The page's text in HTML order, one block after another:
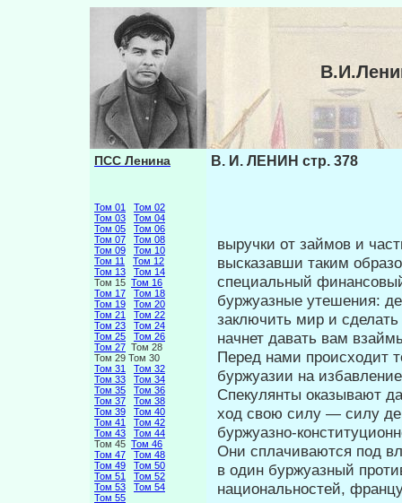
ПСС Ленина
Том 01
Том 02
Том 03
Том 04
Том 05
Том 06
Том 07
Том 08
Том 09
Том 10
Том 11
Том 12
Том 13
Том 14
Том 15 Том 16
Том 17
Том 18
Том 19
Том 20
Том 21
Том 22
Том 23
Том 24
Том 25
Том 26
Том 27 Том 28
Том 29 Том 30
Том 31
Том 32
Том 33
Том 34
Том 35
Том 36
Том 37
Том 38
Том 39
Том 40
Том 41
Том 42
Том 43
Том 44
Том 45 Том 46
Том 47
Том 48
Том 49
Том 50
Том 51
Том 52
Том 53
Том 54
Том 55
В. И. ЛЕНИН стр. 378
выручки от займов и
высказавши таким
специальный
буржуазные утешения:
заключить мир и
начнет давать вам
Перед нами происходит
буржуа­зии на
Спекулянты ока­зывают
ход свою силу — силу
буржуазно-
Они сплачиваются под
в один буржуазный
национальностей,